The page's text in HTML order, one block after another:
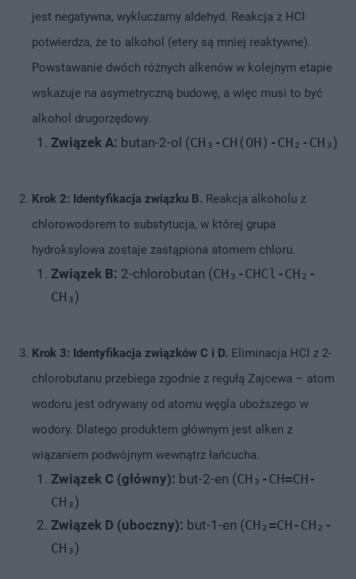
jest negatywna, wykluczamy aldehyd. Reakcja z HCl
potwierdza, że to alkohol (etery są mniej reaktywne).
Powstawanie dwóch różnych alkenów w kolejnym etapie
wskazuje na asymetryczną budowę, a więc musi to być
alkohol drugorzędowy.
Związek A: butan-2-ol (CH₃-CH(OH)-CH₂-CH₃)
Krok 2: Identyfikacja związku B. Reakcja alkoholu z
chlorowodorem to substytucja, w której grupa
hydroksylowa zostaje zastąpiona atomem chloru.
Związek B: 2-chlorobutan (CH₃-CHCl-CH₂-
CH₃)
Krok 3: Identyfikacja związków C i D. Eliminacja HCl z 2-
chlorobutanu przebiega zgodnie z regułą Zajcewa – atom
wodoru jest odrywany od atomu węgla uboższego w
wodory. Dlatego produktem głównym jest alken z
wiązaniem podwójnym wewnątrz łańcucha.
Związek C (główny): but-2-en (CH₃-CH=CH-
CH₃)
Związek D (uboczny): but-1-en (CH₂=CH-CH₂-
CH₃)